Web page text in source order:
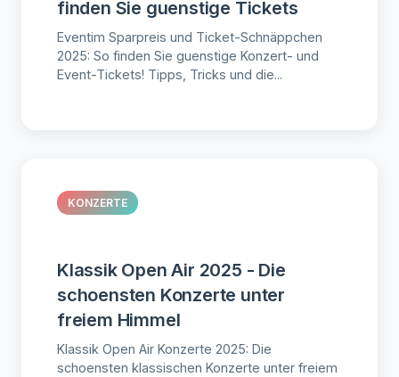
finden Sie guenstige Tickets
Eventim Sparpreis und Ticket-Schnäppchen
2025: So finden Sie guenstige Konzert- und
Event-Tickets! Tipps, Tricks und die...
KONZERTE
Klassik Open Air 2025 - Die
schoensten Konzerte unter
freiem Himmel
Klassik Open Air Konzerte 2025: Die
schoensten klassischen Konzerte unter freiem